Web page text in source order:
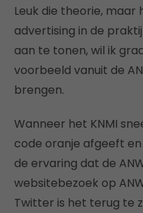
Leuk die theorie,
advertising in de
aan te tonen, wil ik
voorbeeld vanuit de
brengen.
Wanneer het KNMI
code oranje afgeeft
de ervaring dat de
websitebezoek op
Twitter is het terug te